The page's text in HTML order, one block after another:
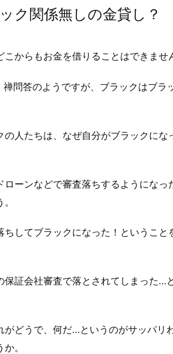
ク関係無しの金貸し？
からもお金を借りることはできませ
禅問答のようですが、ブラックはブラ
人たちは、なぜ自分がブラックにな
ーンなどで審査落ちするようになっ
してブラックになった！ということ
証会社審査で落とされてしまった…
がどうで、何だ…というのがサッパリ
。